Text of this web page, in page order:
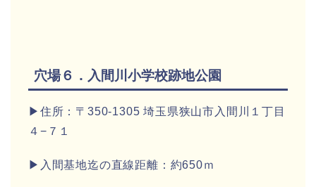
穴場６．入間川小学校跡地公園
▶住所：〒350-1305 埼玉県狭山市入間川１丁目
４−７１
▶入間基地迄の直線距離：約650ｍ